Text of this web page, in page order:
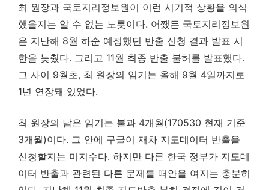
최 원장과 국토지리정보원이 이런 시기적 상황을 의식
했을지는 알 수 없는 노릇이다. 어쨌든 국토지리정보원
은 지난해 8월 하순 예정했던 반출 신청 결과 발표 시
한을 늦췄다. 그리고 11월 최종 반출 불허를 발표했다.
그 사이 9월초, 최 원장의 임기는 올해 9월 4일까지로
1년 연장돼 있었다.
최 원장의 남은 임기는 불과 4개월(170530 현재 기준
3개월)이다. 그 안에 구글이 재차 지도데이터 반출을
신청할지는 미지수다. 하지만 다른 한국 정부가 지도데
이터 반출과 관련된 다른 문제를 떠안을 여지는 충분히